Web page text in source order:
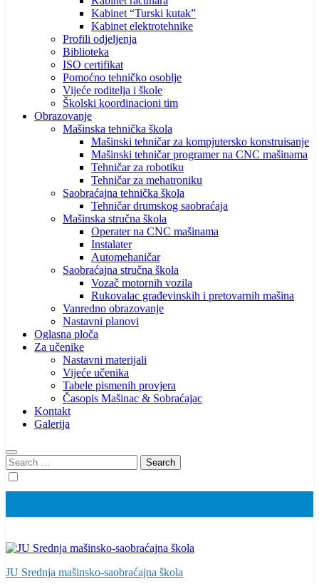
Kabinet “Turski kutak”
Kabinet elektrotehnike
Profili odjeljenja
Biblioteka
ISO certifikat
Pomoćno tehničko osoblje
Vijeće roditelja i škole
Školski koordinacioni tim
Obrazovanje
Mašinska tehnička škola
Mašinski tehničar za kompjutersko konstruisanje
Mašinski tehničar programer na CNC mašinama
Tehničar za robotiku
Tehničar za mehatroniku
Saobraćajna tehnička škola
Tehničar drumskog saobraćaja
Mašinska stručna škola
Operater na CNC mašinama
Instalater
Automehaničar
Saobraćajna stručna škola
Vozač motornih vozila
Rukovalac građevinskih i pretovarnih mašina
Vanredno obrazovanje
Nastavni planovi
Oglasna ploča
Za učenike
Nastavni materijali
Vijeće učenika
Tabele pismenih provjera
Časopis Mašinac & Sobraćajac
Kontakt
Galerija
Search
for:
JU Srednja mašinsko-saobraćajna škola